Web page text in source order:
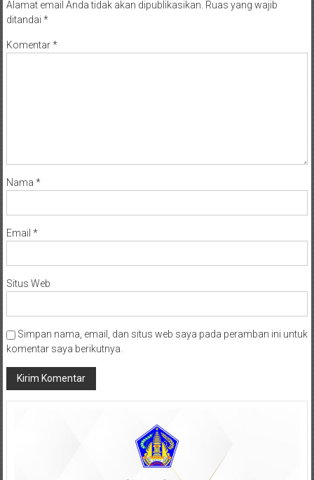
Alamat email Anda tidak akan dipublikasikan. Ruas yang wajib
ditandai *
Komentar*
Nama *
Email *
Situs Web
Simpan nama, email, dan situs web saya pada peramban ini untuk
komentar saya berikutnya.